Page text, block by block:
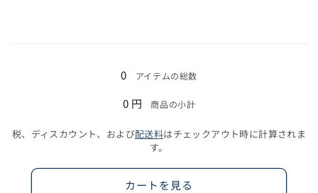
ら
量
を
や
中…
0 アイテムの総数
0 円 商品の小計
税、ディスカウント、および配送料はチェックアウト時に計算されま
す。
カートを見る